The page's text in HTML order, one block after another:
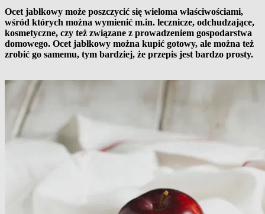
Ocet jabłkowy może poszczycić się wieloma właściwościami,
wśród których można wymienić m.in. lecznicze, odchudzające,
kosmetyczne, czy też związane z prowadzeniem gospodarstwa
domowego. Ocet jabłkowy można kupić gotowy, ale można też
zrobić go samemu, tym bardziej, że przepis jest bardzo prosty.